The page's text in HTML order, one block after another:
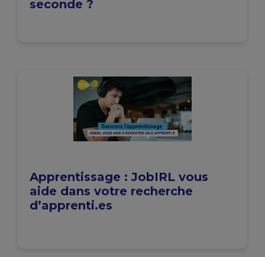
seconde ?
Apprentissage : JobIRL vous
aide dans votre recherche
d’apprenti.es